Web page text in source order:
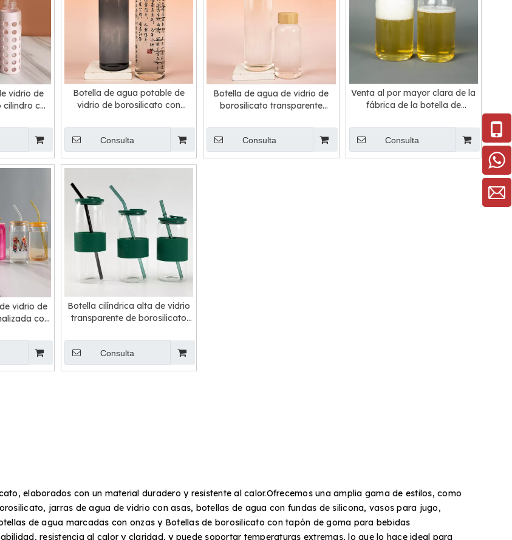
vidrio de
con
Botella de agua potable de
vidrio de borosilicato con
personalizada a la venta
Consulta
Botella de agua de vidrio de
borosilicato transparente
bambú
Consulta
Venta al por mayor clara de la
fábrica de la botella de
borosilicato alto
Consulta
vidrio de
con
Botella cilíndrica alta de vidrio
transparente de borosilicato
Consulta
elaborados con un material duradero y resistente al calor.Ofrecemos una amplia gama de estilos, como
jarras de agua de vidrio con asas, botellas de agua con fundas de silicona, vasos para jugo,
de agua marcadas con onzas y Botellas de borosilicato con tapón de goma para bebidas
resistencia al calor y claridad, y puede soportar temperaturas extremas, lo que lo hace ideal para